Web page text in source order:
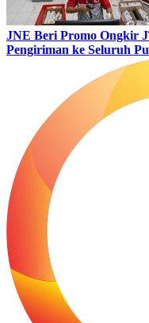
JNE Beri Promo Ongkir
Pengiriman ke Seluruh